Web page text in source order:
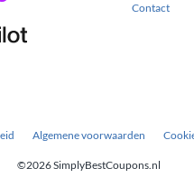
Contact
Algemene voorwaarden
©2026 SimplyBestCoupons.nl